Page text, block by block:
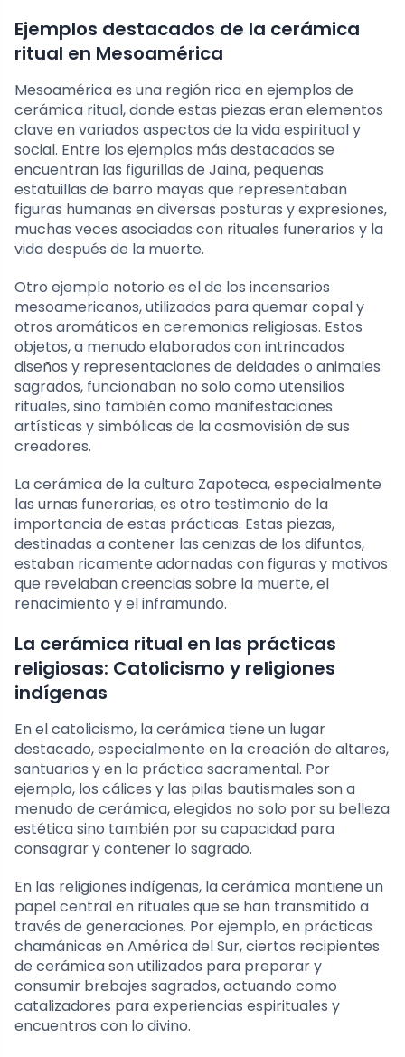
Ejemplos destacados de la cerámica
ritual en Mesoamérica
Mesoamérica es una región rica en ejemplos de
cerámica ritual, donde estas piezas eran elementos
clave en variados aspectos de la vida espiritual y
social. Entre los ejemplos más destacados se
encuentran las figurillas de Jaina, pequeñas
estatuillas de barro mayas que representaban
figuras humanas en diversas posturas y expresiones,
muchas veces asociadas con rituales funerarios y la
vida después de la muerte.
Otro ejemplo notorio es el de los incensarios
mesoamericanos, utilizados para quemar copal y
otros aromáticos en ceremonias religiosas. Estos
objetos, a menudo elaborados con intrincados
diseños y representaciones de deidades o animales
sagrados, funcionaban no solo como utensilios
rituales, sino también como manifestaciones
artísticas y simbólicas de la cosmovisión de sus
creadores.
La cerámica de la cultura Zapoteca, especialmente
las urnas funerarias, es otro testimonio de la
importancia de estas prácticas. Estas piezas,
destinadas a contener las cenizas de los difuntos,
estaban ricamente adornadas con figuras y motivos
que revelaban creencias sobre la muerte, el
renacimiento y el inframundo.
La cerámica ritual en las prácticas
religiosas: Catolicismo y religiones
indígenas
En el catolicismo, la cerámica tiene un lugar
destacado, especialmente en la creación de altares,
santuarios y en la práctica sacramental. Por
ejemplo, los cálices y las pilas bautismales son a
menudo de cerámica, elegidos no solo por su belleza
estética sino también por su capacidad para
consagrar y contener lo sagrado.
En las religiones indígenas, la cerámica mantiene un
papel central en rituales que se han transmitido a
través de generaciones. Por ejemplo, en prácticas
chamánicas en América del Sur, ciertos recipientes
de cerámica son utilizados para preparar y
consumir brebajes sagrados, actuando como
catalizadores para experiencias espirituales y
encuentros con lo divino.